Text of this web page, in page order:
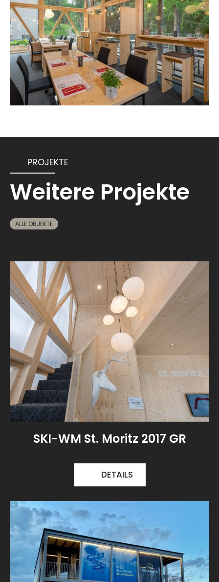
PROJEKTE
Weitere Projekte
ALLE OBJEKTE
SKI-WM St. Moritz 2017 GR
DETAILS